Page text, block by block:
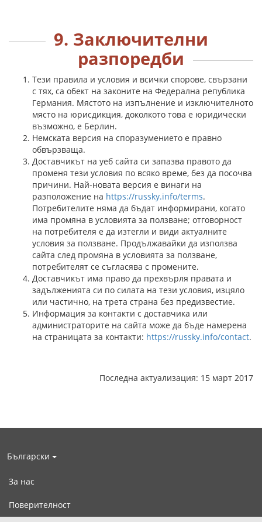
9. Заключителни
разпоредби
Тези правила и условия и всички спорове, свързани
с тях, са обект на законите на Федерална република
Германия. Мястото на изпълнение и изключителното
място на юрисдикция, доколкото това е юридически
възможно, е Берлин.
Немската версия на споразумението е правно
обвързваща.
Доставчикът на уеб сайта си запазва правото да
променя тези условия по всяко време, без да посочва
причини. Най-новата версия е винаги на
разположение на https://russky.info/terms.
Потребителите няма да бъдат информирани, когато
има промяна в условията за ползване; отговорност
на потребителя е да изтегли и види актуалните
условия за ползване. Продължавайки да използва
сайта след промяна в условията за ползване,
потребителят се съгласява с промените.
Доставчикът има право да прехвърля правата и
задълженията си по силата на тези условия, изцяло
или частично, на трета страна без предизвестие.
Информация за контакти с доставчика или
администраторите на сайта може да бъде намерена
на страницата за контакти: https://russky.info/contact.
Последна актуализация: 15 март 2017
Български
За нас
Поверителност